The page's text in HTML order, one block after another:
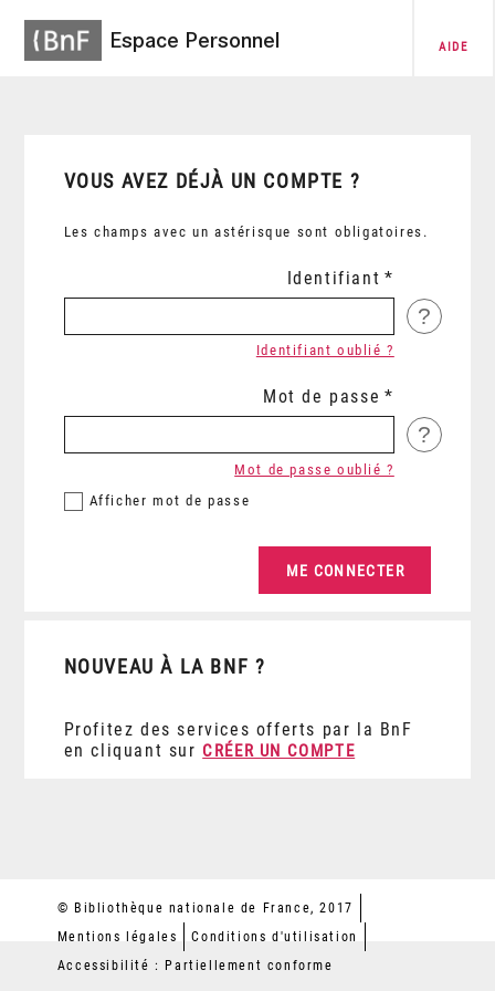
Espace Personnel AIDE
VOUS AVEZ DÉJÀ UN COMPTE ?
Les champs avec un astérisque sont obligatoires.
Identifiant
?
Identifiant oublié ?
Mot de passe
?
Afficher mot de passe
Mot de passe oublié ?
NOUVEAU À LA BNF ?
Profitez des services offerts par la BnF
en cliquant sur CRÉER UN COMPTE
© Bibliothèque nationale de France, 2017
Mentions légales
Conditions d'utilisation
Accessibilité : Partiellement conforme